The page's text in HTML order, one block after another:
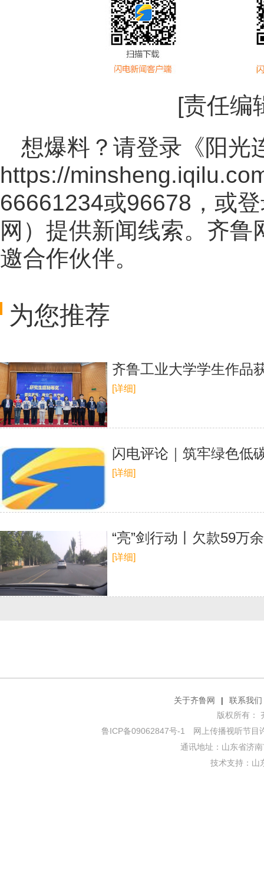
[责任编
想爆料？请登录《阳光
https://
66661234或96678，或
网 ）提供新闻线索。齐鲁
邀合作伙伴。
为您推荐
齐鲁工业大学学生作品
[详细]
闪电评论｜筑牢绿色低
[详细]
“亮”剑行动丨欠款59万
[详细]
关于齐鲁网 |
联系我们
版权所有：
鲁ICP备09062847号-1 网上传播视听节目
通讯地址：山东省济
技术支持： 山